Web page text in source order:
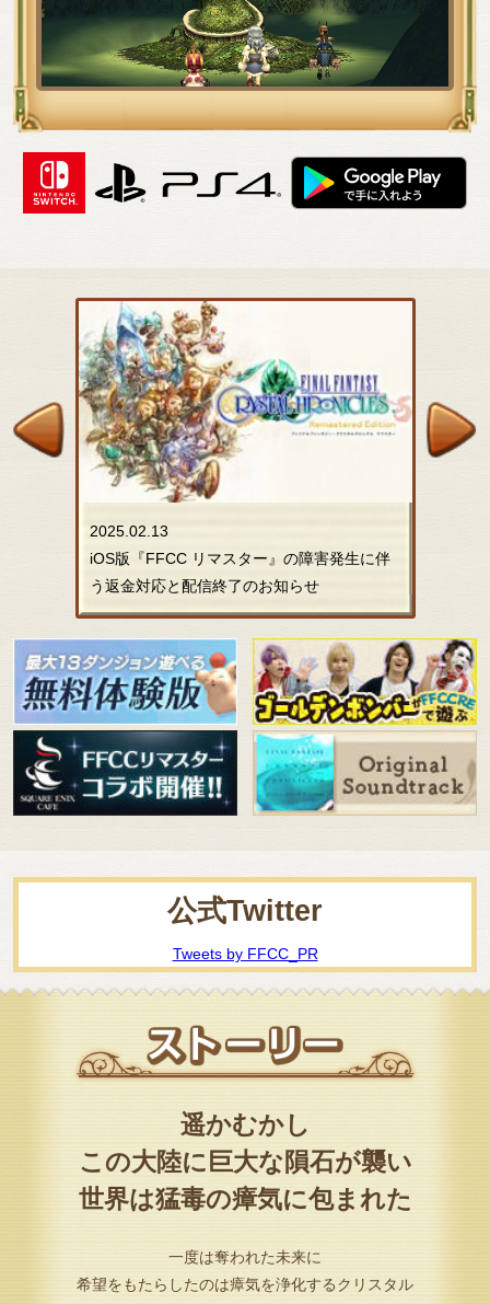
2025.02.13
iOS版『FFCC リマスター』の障害発生に伴
う返金対応と配信終了のお知らせ
公式Twitter
Tweets by FFCC_PR
遥かむかし
この大陸に巨大な隕石が襲い
世界は猛毒の瘴気に包まれた
一度は奪われた未来に
希望をもたらしたのは瘴気を浄化するクリスタル